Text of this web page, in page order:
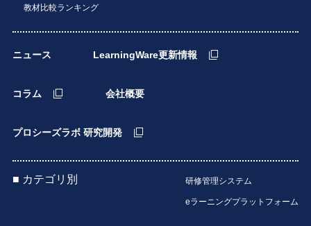
教材比較ランキング
ニュース LearningWare更新情報
コラム 会社概要
プロシーズラボ 研究開発
■ カテゴリ別 研修管理システム
eラーニングプラットフォーム